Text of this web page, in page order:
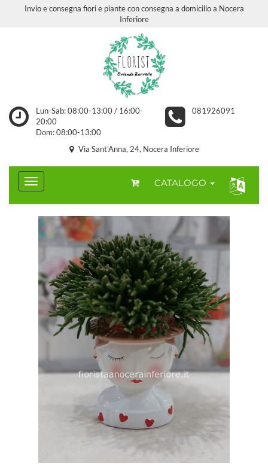
Invio e consegna fiori e piante con consegna a domicilio a Nocera
Inferiore
Lun-Sab: 08:00-13:00 / 16:00-
20:00
Dom: 08:00-13:00
081926091
Via Sant'Anna, 24, Nocera Inferiore
CATALOGO